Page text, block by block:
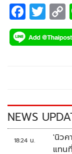
F
ac
e
k
T
wi
tt
NEWS
18:24 น.
'นิวค
แทน